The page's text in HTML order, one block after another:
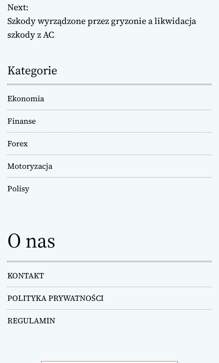
w
i
a
c
j
a
w
p
u
Next:
Szkody wyrządzone przez gryzonie a likwidacja
szkody z AC
Kategorie
Ekonomia
Finanse
Forex
Motoryzacja
Polisy
O nas
KONTAKT
POLITYKA PRYWATNOŚCI
REGULAMIN